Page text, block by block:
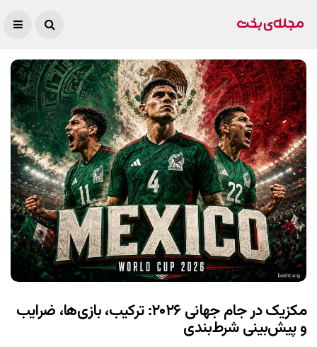
مکزیک در جام جهانی ۲۰۲۶: ترکیب، بازی‌ها، ضرایب
و پیش‌بینی شرط‌بندی